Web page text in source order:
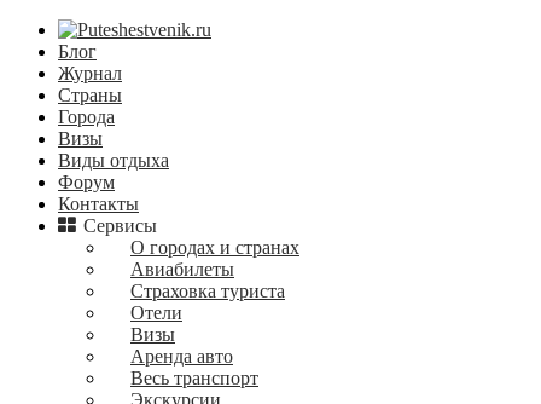
Блог
Журнал
Страны
Города
Визы
Виды отдыха
Форум
Контакты
Сервисы
О городах и странах
Авиабилеты
Страховка туриста
Отели
Визы
Аренда авто
Весь транспорт
Экскурсии